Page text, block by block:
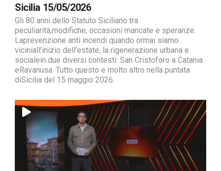
Sicilia 15/05/2026
Gli 80 anni dello Statuto Siciliano tra
peculiarità,modifiche, occasioni mancate e speranze.
Laprevenzione anti incendi quando ormai siamo
viciniall’inizio dell’estate, la rigenerazione urbana e
socialein due diversi contesti: San Cristoforo a Catania
eRavanusa. Tutto questo e molto altro nella puntata
diSicilia del 15 maggio 2026.